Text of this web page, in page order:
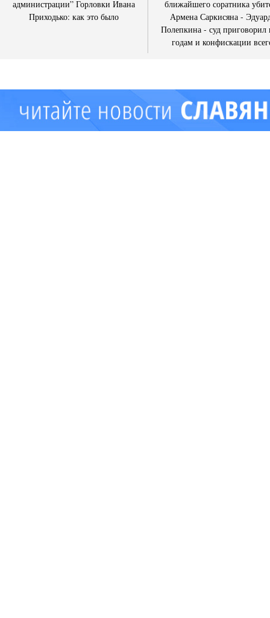
администрации” Горловки Ивана
Приходько: как это было
ближайшего соратника
Армена Саркисяна -
Полепкина - суд приговорил
годам и конфискации